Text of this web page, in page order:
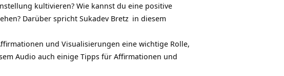
kultivieren? Wie kannst du eine positive
Darüber spricht Sukadev Bretz in diesem
und Visualisierungen eine wichtige Rolle,
Audio auch einige Tipps für Affirmationen und